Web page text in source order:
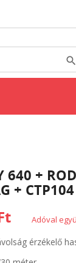
640 +
+
Adóval
érzékelő